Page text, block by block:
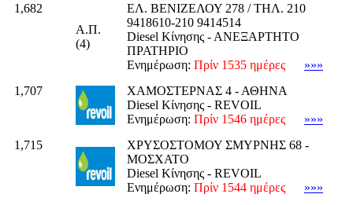
1,682
Α.Π.
(4)
ΕΛ. ΒΕΝΙΖΕΛΟΥ 278 / ΤΗΛ. 210
9418610-210 9414514
Diesel Κίνησης - ΑΝΕΞΑΡΤΗΤΟ
ΠΡΑΤΗΡΙΟ
Ενημέρωση: Πρίν 1535 ημέρες
»»»
1,707
ΧΑΜΟΣΤΕΡΝΑΣ 4 - ΑΘΗΝΑ
Diesel Κίνησης - REVOIL
Ενημέρωση: Πρίν 1546 ημέρες
»»»
1,715
ΧΡΥΣΟΣΤΟΜΟΥ ΣΜΥΡΝΗΣ 68 -
ΜΟΣΧΑΤΟ
Diesel Κίνησης - REVOIL
Ενημέρωση: Πρίν 1544 ημέρες
»»»